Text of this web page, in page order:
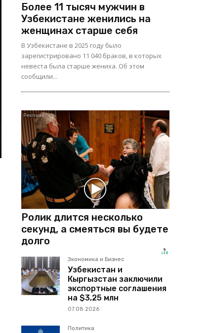
Более 11 тысяч мужчин в
Узбекистане женились на
женщинах старше себя
В Узбекистане в 2025 году было
зарегистрировано 11 040 браков, в которых
невеста была старше жениха. Об этом
сообщили...
Ролик длится несколько
секунд, а смеяться вы будете
долго
Экономика и Бизнес
Узбекистан и
Кыргызстан заключили
экспортные соглашения
на $3,25 млн
07.08.2026
Политика